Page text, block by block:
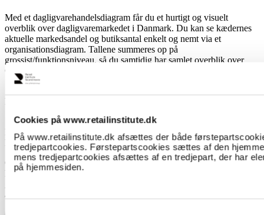
Cookies på www.retailinstitute.dk
På www.retailinstitute.dk afsættes der både
tredjepartcookies. Førstepartscookies sættes af den
mens tredjepartcookies afsættes af en tredjepart, der har
på hjemmesiden.
Med et dagligvarehandelsdiagram får du et hurtigt og visuelt
overblik over dagligvaremarkedet i Danmark. Du kan se kædernes
aktuelle markedsandel og butiksantal enkelt og nemt via et
organisationsdiagram. Tallene summeres op på
grossist/funktionsniveau, så du samtidig har samlet overblik over
Coop, DS, Dagrofa mv.
kædeniveau vises, hvor butikkerne i hver kæde placerer sig i
Pris for abonnenter afStockmann online
995,-
Pris for ikke-abonnenter: 1.990,-
Oplysningerne leveres af Retail Institute Scandinavia til internt brug.
Enhver ekstern brug af personoplysninger skal overholde den
ansvar.